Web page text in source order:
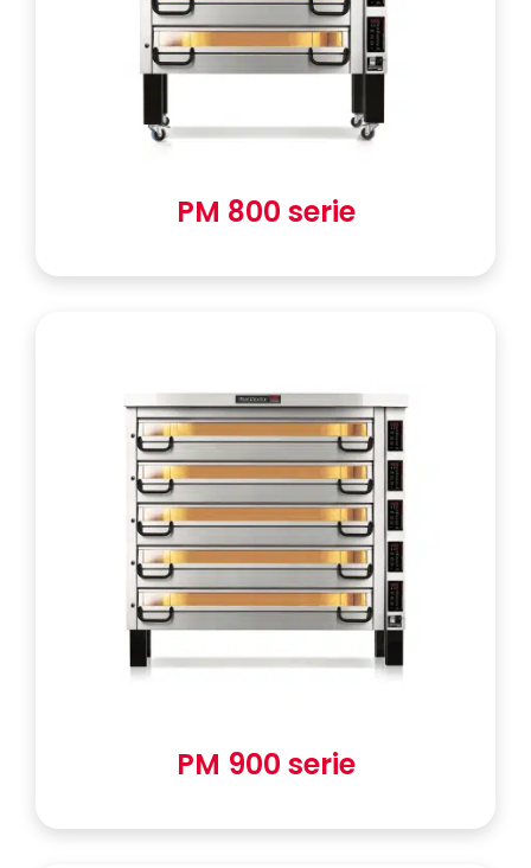
PM 800 serie
PM 900 serie